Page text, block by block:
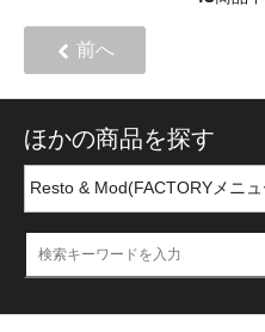
前へ
ほかの商品を探す